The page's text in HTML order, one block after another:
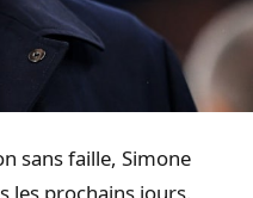
sans faille, Simone